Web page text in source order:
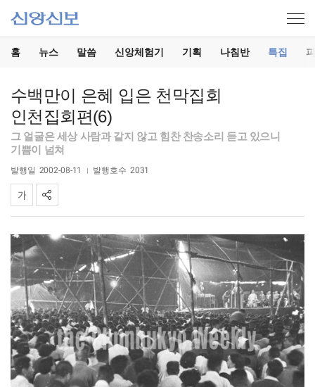
홈 뉴스 말씀 신앙체험기 기획 나침반 특집
수백만이 은혜 입은 천막집회
인천집회편(6)
그 얼굴은 세상 사람과 같지 않고 힘찬 찬송소리 듣고 있으니
기쁨이 넘쳐
발행일 2002-08-11 발행호수 2031